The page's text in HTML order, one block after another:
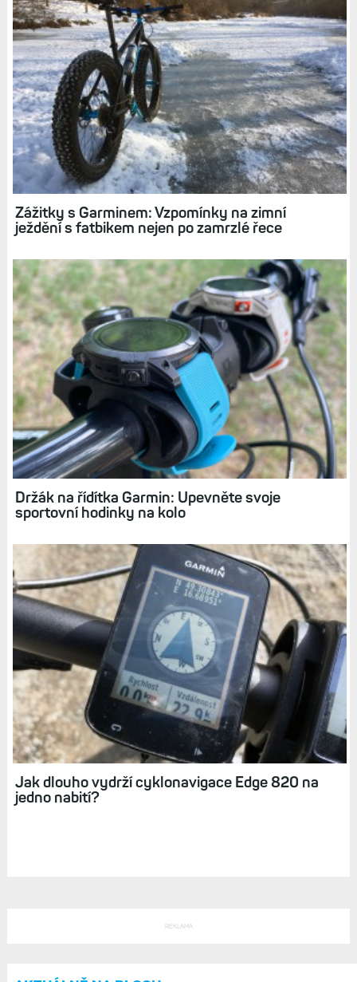
Relive: 3D video vašeho běhu nebo jízdy
v reálném čase získalo nové možnosti
Zážitky s Garminem: Vzpomínky na zimní
ježdění s fatbikem nejen po zamrzlé řece
Držák na řídítka Garmin: Upevněte svoje
sportovní hodinky na kolo